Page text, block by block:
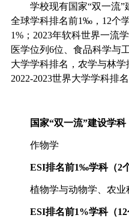
学校现有国家“双一流”
全球学科排名前1‰， 12个
1%； 2023年软科世界一流
医学位列 6位、食品科学与
大学学科排名，农学与林学
2022-2023世界大学学科排名
国家“双一流”建设学科
作物学
ESI排名前1‰学科（2
植物学与动物学、农业
ESI排名前1%学科（12